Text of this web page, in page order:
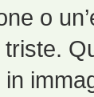
o
triste.